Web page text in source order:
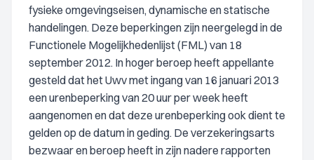
fysieke omgevingseisen, dynamische en statische
handelingen. Deze beperkingen zijn neergelegd in de
Functionele Mogelijkhedenlijst (FML) van 18
september 2012. In hoger beroep heeft appellante
gesteld dat het Uwv met ingang van 16 januari 2013
een urenbeperking van 20 uur per week heeft
aangenomen en dat deze urenbeperking ook dient te
gelden op de datum in geding. De verzekeringsarts
bezwaar en beroep heeft in zijn nadere rapporten